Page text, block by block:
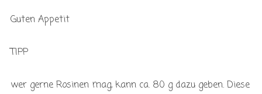
Guten Appetit
TIPP
wer gerne Rosinen mag, kann ca. 80 g dazu geben. Diese